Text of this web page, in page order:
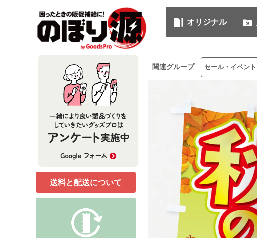
オリジナル
関連グループ セール・イベント
送料と配送について